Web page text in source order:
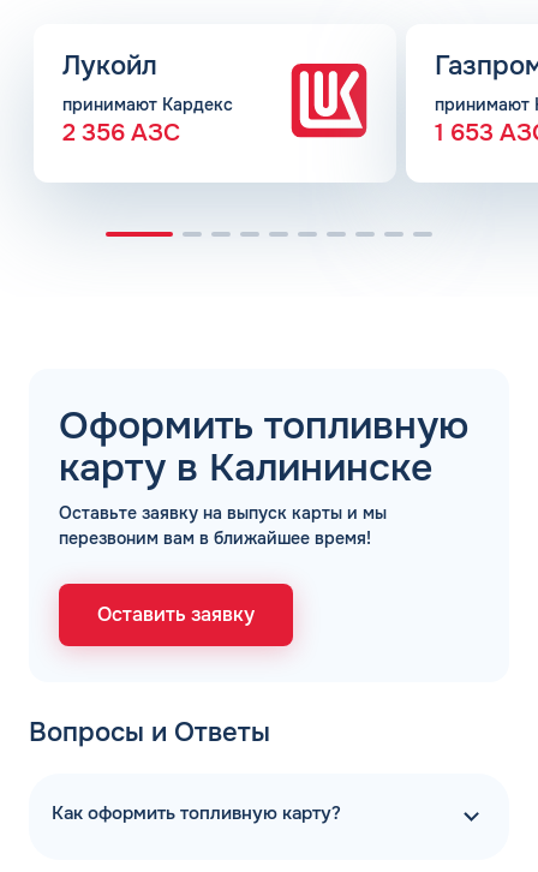
Лукойл
принимают Кардекс
2 356 АЗС
принимают
1 653
Оформить топливную
карту в Калининске
Оставьте заявку на выпуск карты и мы
перезвоним вам в ближайшее время!
Оставить заявку
Вопросы и Ответы
Как оформить топливную карту?